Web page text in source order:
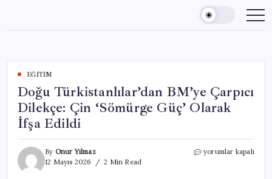
content
EĞITIM
Doğu Türkistanlılar’dan BM’ye Çarpıcı
Dilekçe: Çin ‘Sömürge Güç’ Olarak
İfşa Edildi
By Onur Yılmaz
12 Mayıs 2026
2 Min Read
Doğu
yorumlar kapalı